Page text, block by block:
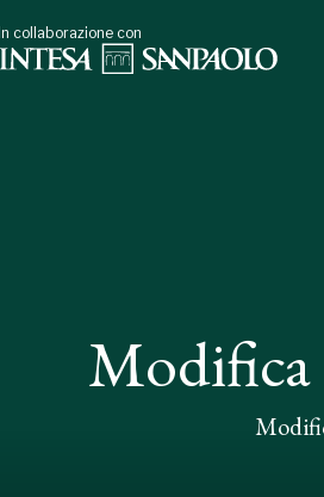
In collaborazione con